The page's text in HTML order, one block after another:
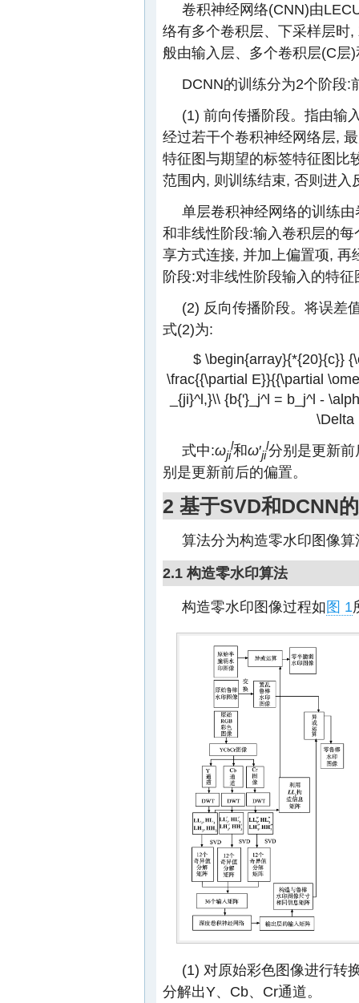
卷积神经网络(CNN)由
络有多个卷积层、下采样层时
般由输入层、多个卷积层(C层
DCNN的训练分为2个阶段:
(1) 前向传播阶段。指由输
经过若干个卷积神经网络层,
特征图与期望的标签特征图比
范围内, 则训练结束, 否则进入
单层卷积神经网络的训练
和非线性阶段:输入卷积层的
享方式连接, 并加上偏置项,
阶段:对非线性阶段输入的特
(2) 反向传播阶段。将误差
式(2)为:
$ \begin{array}{*{20}{c}}
\frac{{\partial E}}{{\partial
_{ji}^l,}\\ {b{'}_j^l = b_j^l -
\Delta
式中:ωji
l和ω′ji
l分别是更新
别是更新前后的偏置。
2 基于SVD和DCNN
算法分为构造零水印图像
2.1 构造零水印算法
构造零水印图像过程如图 1
(1) 对原始彩色图像进行转
分解出Y、Cb、Cr通道。